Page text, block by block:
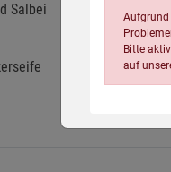
Salbei
Aufgrund
Bitte
auf